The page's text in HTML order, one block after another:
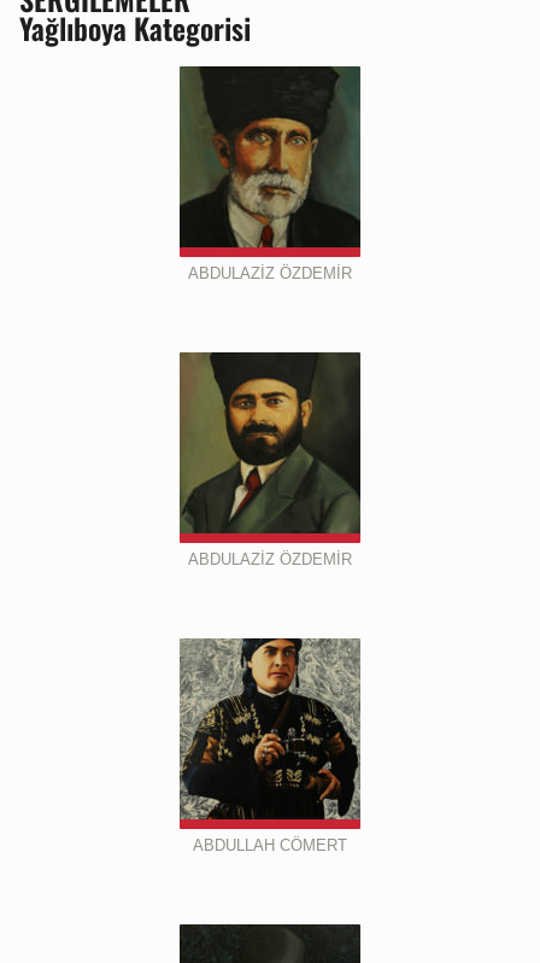
Yağlıboya Kategorisi
ABDULAZİZ ÖZDEMİR
ABDULAZİZ ÖZDEMİR
ABDULLAH CÖMERT